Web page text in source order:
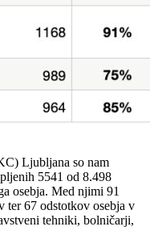
Ljubljana so nam
5541 od 8.498
osebja. Med njimi 91
ter 67 odstotkov osebja v
tehniki, bolničarji,